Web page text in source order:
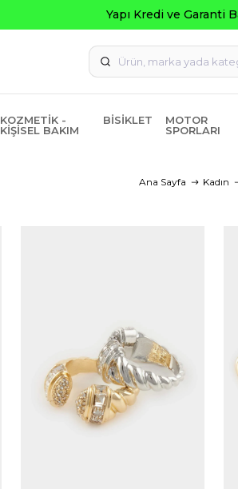
Yapı Kredi ve Garanti Bankasına
KOZMETIK -
KIŞISEL BAKIM
BISIKLET
MOTOR
SPORLARI
Ana Sayfa Kadın